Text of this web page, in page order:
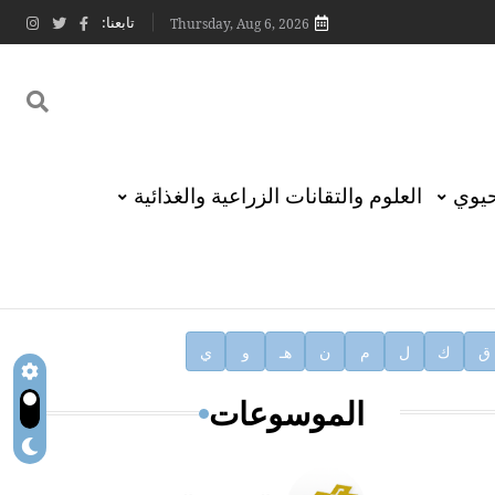
Thursday, Aug 6, 2026 تابعنا:
العلوم والتقانات الزراعية والغذائية
ق ك ل م ن هـ و ي
الموسوعات